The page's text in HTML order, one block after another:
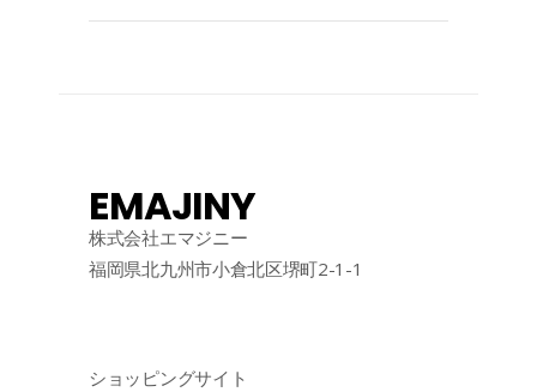
EMAJINY
株式会社エマジニー
福岡県北九州市小倉北区堺町2-1-1
ショッピングサイト